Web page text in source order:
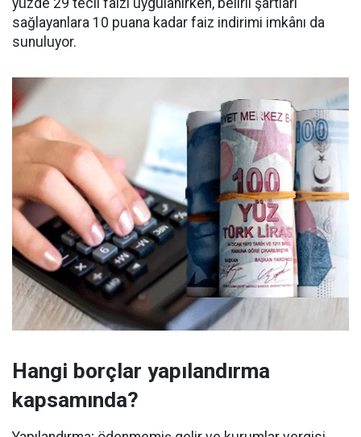
yüzde 29 tecil faizi uygulanırken, belirli şartları
sağlayanlara 10 puana kadar faiz indirimi imkânı da
sunuluyor.
Hangi borçlar yapılandırma
kapsamında?